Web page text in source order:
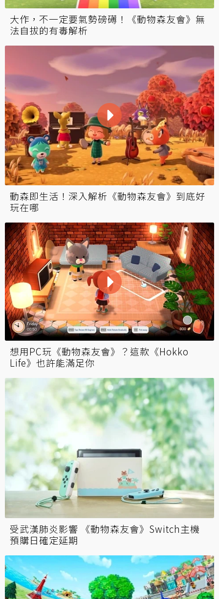
大作，不一定要氣勢磅礡！《動物森友會》無
法自拔的有毒解析
動森即生活！深入解析《動物森友會》到底好
玩在哪
想用PC玩《動物森友會》？這款《Hokko
Life》也許能滿足你
受武漢肺炎影響 《動物森友會》Switch主機
預購日確定延期